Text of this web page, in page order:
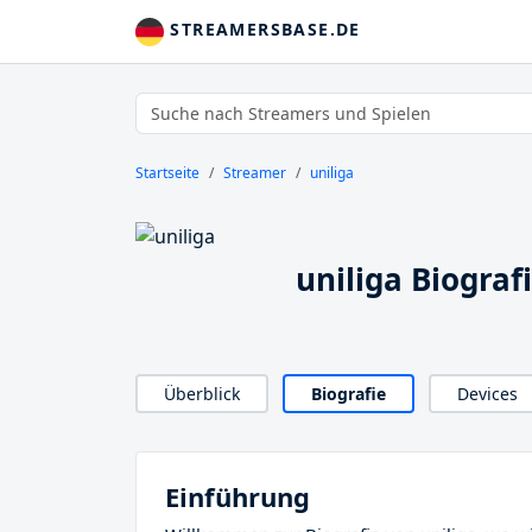
STREAMERSBASE.DE
Startseite Streamer uniliga
uniliga
Überblick Biografie Devices
Einführung